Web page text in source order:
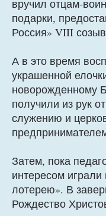
вручил отцам-
подарки,
Россия» VIII
А в это время
украшенной
новорожденному
получили из рук
служению и
Затем, пока
интересом
лотерею». В
Рождество